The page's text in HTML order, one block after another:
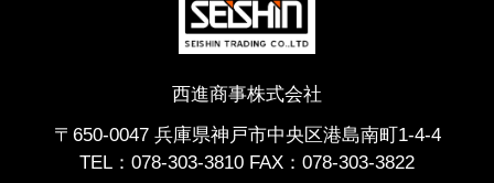
西進商事株式会社
〒650-0047 兵庫県神戸市中央区港島南町1-4-4
TEL： 078-303-3810 FAX：078-303-3822